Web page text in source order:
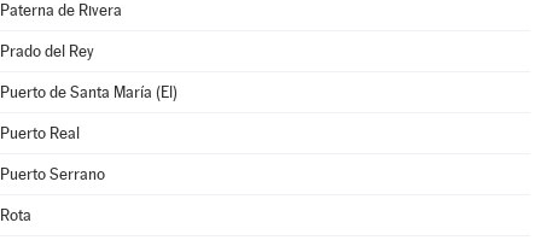
Paterna de Rivera
Prado del Rey
Puerto de Santa María (El)
Puerto Real
Puerto Serrano
Rota